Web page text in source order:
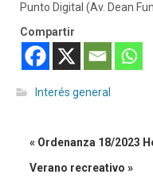
Punto Digital (Av. Dean
Compartir
Interés general
« Ordenanza 18/2023
Verano recreativo »